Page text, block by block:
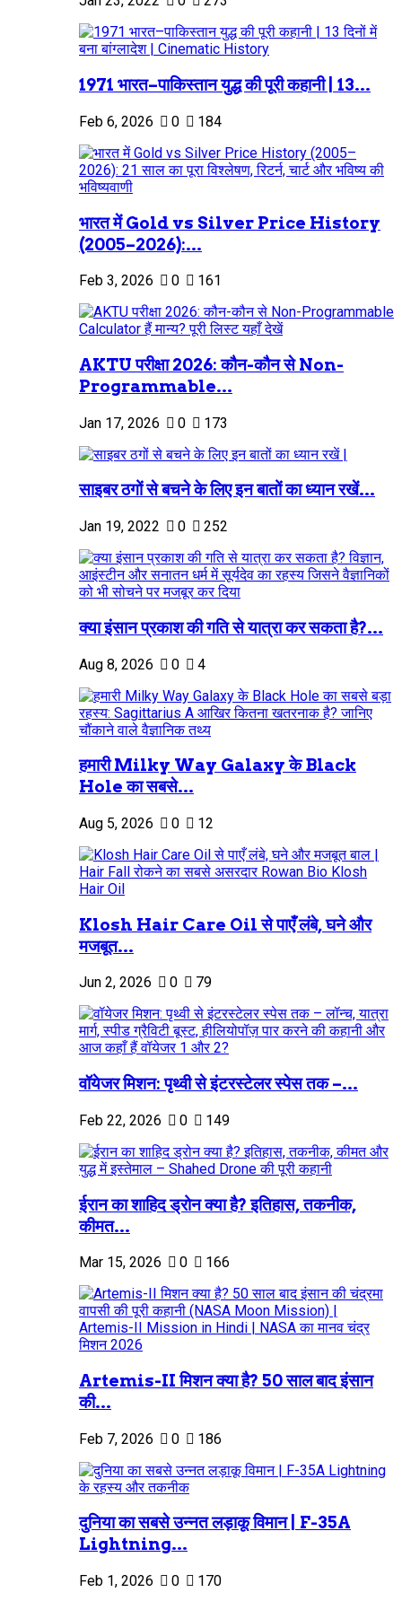
1971 भारत–पाकिस्तान युद्ध की पूरी कहानी | 13...
Feb 6, 2026 0 184
भारत में Gold vs Silver Price History
(2005–2026):...
Feb 3, 2026 0 161
AKTU परीक्षा 2026: कौन-कौन से Non-
Programmable...
Jan 17, 2026 0 173
साइबर ठगों से बचने के लिए इन बातों का ध्यान रखें...
Jan 19, 2022 0 252
क्या इंसान प्रकाश की गति से यात्रा कर सकता है?...
Aug 8, 2026 0 4
हमारी Milky Way Galaxy के Black
Hole का सबसे...
Aug 5, 2026 0 12
Klosh Hair Care Oil से पाएँ लंबे, घने और
मजबूत...
Jun 2, 2026 0 79
वॉयेजर मिशन: पृथ्वी से इंटरस्टेलर स्पेस तक –...
Feb 22, 2026 0 149
ईरान का शाहिद ड्रोन क्या है? इतिहास, तकनीक,
कीमत...
Mar 15, 2026 0 166
Artemis-II मिशन क्या है? 50 साल बाद इंसान
की...
Feb 7, 2026 0 186
दुनिया का सबसे उन्नत लड़ाकू विमान | F-35A
Lightning...
Feb 1, 2026 0 170